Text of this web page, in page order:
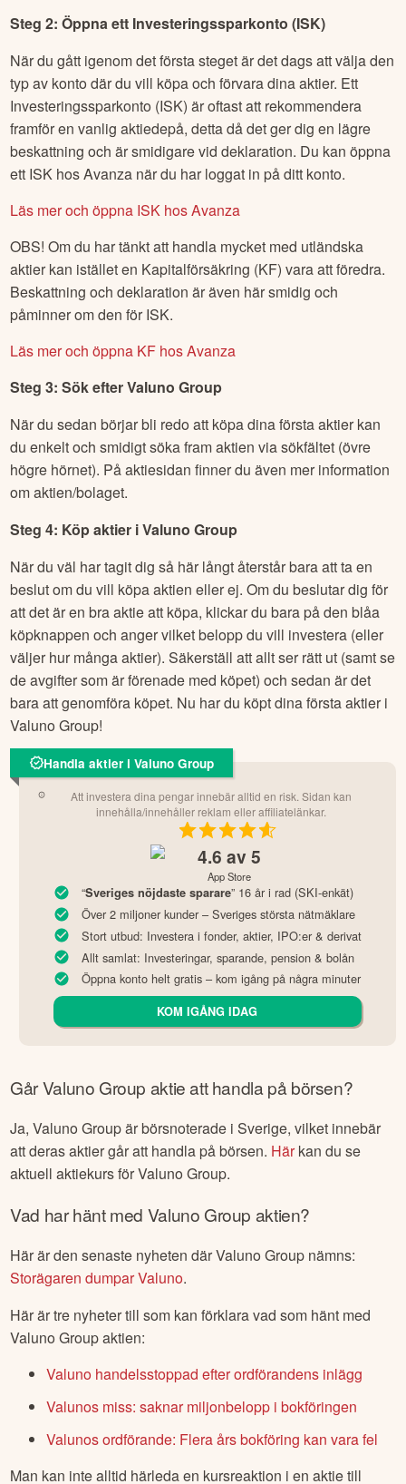
Steg 2: Öppna ett Investeringssparkonto (ISK)
När du gått igenom det första steget är det dags att välja den
typ av konto där du vill köpa och förvara dina aktier. Ett
Investeringssparkonto (ISK) är oftast att rekommendera
framför en vanlig aktiedepå, detta då det ger dig en lägre
beskattning och är smidigare vid deklaration. Du kan öppna
ett ISK hos Avanza när du har loggat in på ditt konto.
Läs mer och öppna ISK hos Avanza
OBS! Om du har tänkt att handla mycket med utländska
aktier kan istället en Kapitalförsäkring (KF) vara att föredra.
Beskattning och deklaration är även här smidig och
påminner om den för ISK.
Läs mer och öppna KF hos Avanza
Steg 3: Sök efterValuno Group
När du sedan börjar bli redo att köpa dina första aktier kan
du enkelt och smidigt söka fram aktien via sökfältet (övre
högre hörnet). På aktiesidan finner du även mer information
om aktien/bolaget.
Steg 4: Köp aktier iValuno Group
När du väl har tagit dig så här långt återstår bara att ta en
beslut om du vill köpa aktien eller ej. Om du beslutar dig för
att det är en bra aktie att köpa, klickar du bara på den blåa
köpknappen och anger vilket belopp du vill investera (eller
väljer hur många aktier). Säkerställ att allt ser rätt ut (samt se
de avgifter som är förenade med köpet) och sedan är det
bara att genomföra köpet. Nu har du köpt dina första aktier i
Valuno Group!
Handla aktier i Valuno Group
Att investera dina pengar innebär alltid en risk. Sidan kan
innehålla/innehåller reklam eller affiliatelänkar.
4.6 av 5
App Store
“Sveriges nöjdaste sparare” 16 år i rad (SKI-enkät)
Över 2 miljoner kunder – Sveriges största nätmäklare
Stort utbud: Investera i fonder, aktier, IPO:er & derivat
Allt samlat: Investeringar, sparande, pension & bolån
Öppna konto helt gratis – kom igång på några minuter
KOM IGÅNG IDAG
GårValuno Group aktie att handla på börsen?
Ja,Valuno Groupär börsnoterade i Sverige, vilket innebär
att deras aktier går att handla på börsen. Härkan du se
aktuell aktiekurs förValuno Group.
Vad har hänt med Valuno Group aktien?
Här är den senaste nyheten därValuno Group nämns:
Storägaren dumpar Valuno.
Här är tre nyheter till som kan förklara vad som hänt med
Valuno Groupaktien:
Valuno handelsstoppad efter ordförandens inlägg
Valunos miss: saknar miljonbelopp i bokföringen
Valunos ordförande: Flera års bokföring kan vara fel
Man kan inte alltid härleda en kursreaktion i en aktie till